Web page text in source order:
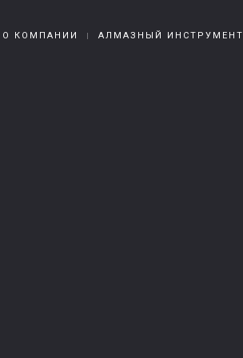
О КОМПАНИИ АЛМАЗНЫЙ ИНСТРУМЕНТ